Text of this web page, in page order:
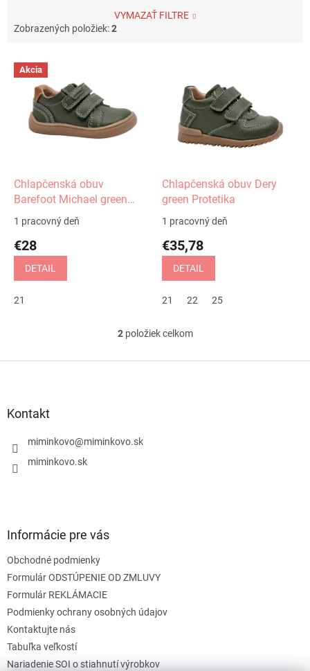
VYMAZAŤ FILTRE
Zobrazených položiek:2
V Akcia
Chlapčenská obuv
Barefoot Michael green
Protetika
1 pracovný deň
€28
DETAIL
21
Chlapčenská obuv Dery
green Protetika
1 pracovný deň
€35,78
DETAIL
21 22 25
O
l
s
2položiek celkom
Kontakt
miminkovo@miminkovo.sk
miminkovo.sk
Informácie pre vás
Obchodné podmienky
Formulár ODSTÚPENIE OD ZMLUVY
Formulár REKLÁMACIE
Podmienky ochrany osobných údajov
Kontaktujte nás
Tabuľka veľkostí
Nariadenie SOI o stiahnutí výrobkov